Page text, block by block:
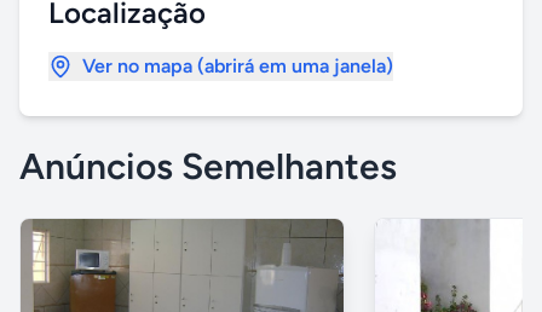
Localização
Ver no mapa (abrirá em uma janela)
Anúncios Semelhantes